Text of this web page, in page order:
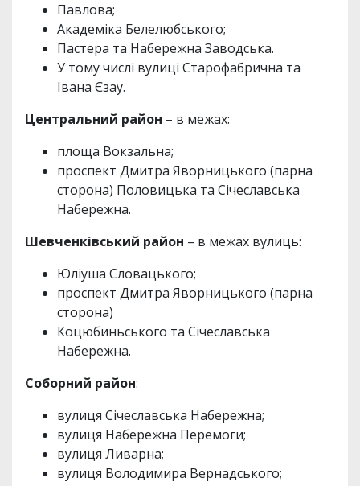
Павлова;
Академіка Белелюбського;
Пастера та Набережна Заводська.
У тому числі вулиці Старофабрична та
Івана Єзау.
Центральний район – в межах:
площа Вокзальна;
проспект Дмитра Яворницького (парна
сторона) Половицька та Січеславська
Набережна.
Шевченківський район – в межах вулиць:
Юліуша Словацького;
проспект Дмитра Яворницького (парна
сторона)
Коцюбиньського та Січеславська
Набережна.
Соборний район:
вулиця Січеславська Набережна;
вулиця Набережна Перемоги;
вулиця Ливарна;
вулиця Володимира Вернадського;